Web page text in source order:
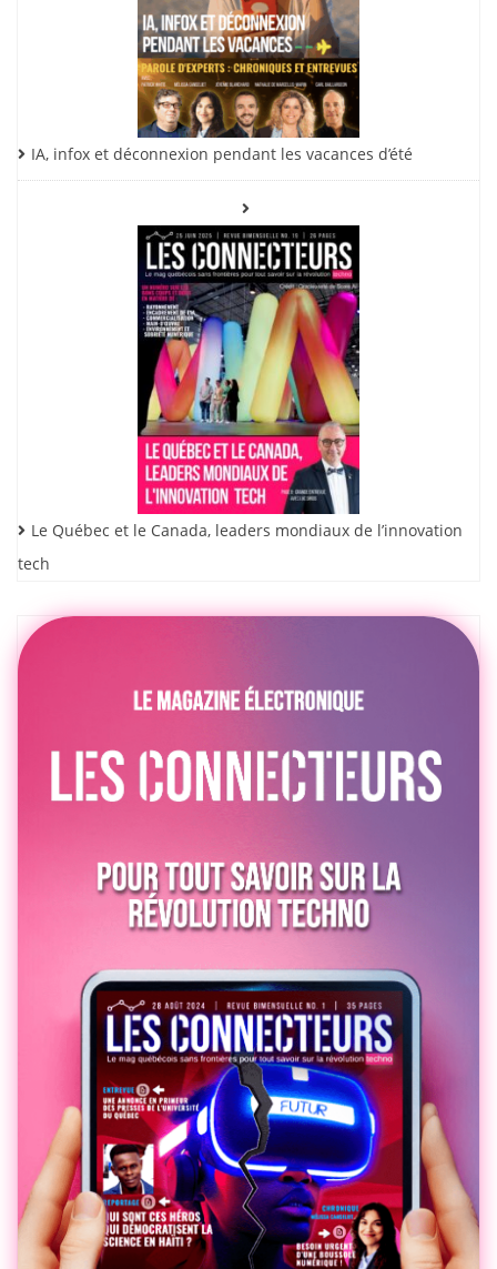
IA, infox et déconnexion pendant les vacances d’été
Le Québec et le Canada, leaders mondiaux de l’innovation
tech